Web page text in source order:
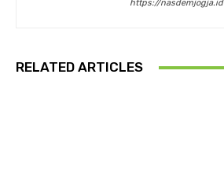
https://nasdemjogja.id
RELATED ARTICLES